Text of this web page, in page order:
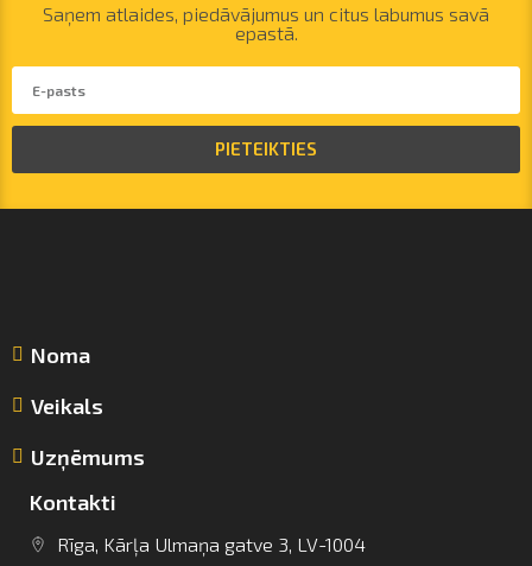
info@arsenalrent.com
Saņem atlaides, piedāvājumus un citus labumus savā
epastā.
PIETEIKTIES
Noma
Veikals
Uzņēmums
Kontakti
Rīga, Kārļa Ulmaņa gatve 3, LV-1004